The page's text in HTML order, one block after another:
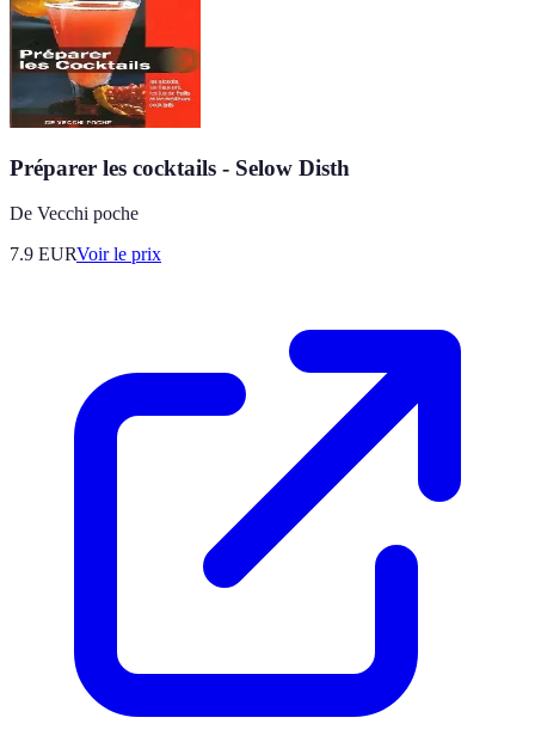
Préparer les cocktails - Selow Disth
De Vecchi poche
7.9 EURVoir le prix